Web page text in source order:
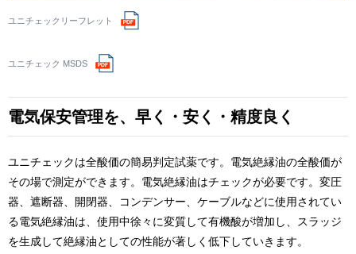
ユニチェックリーフレット
ユニチェック MSDS
電気保安管理を、早く・安く・精度良く
ユニチェックは全酸価の簡易判定試薬です。電気絶縁油の全酸価が
その場で測定ができます。電気絶縁油はチェックが必要です。変圧
器、遮断器、開閉器、コンデンサー、ケーブルなどに使用されてい
る電気絶縁油は、使用中徐々に変質して有機酸が増加し、スラッジ
を生成して絶縁油としての性能が著しく低下していきます。